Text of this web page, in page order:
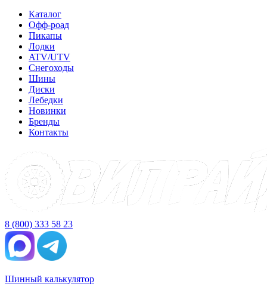
Каталог
Офф-роад
Пикапы
Лодки
ATV/UTV
Снегоходы
Шины
Диски
Лебедки
Новинки
Бренды
Контакты
8 (800) 333 58 23
Шинный калькулятор